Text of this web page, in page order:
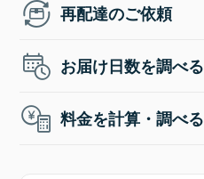
再配達のご依頼
お届け日数を調べる
料金を計算・調べる